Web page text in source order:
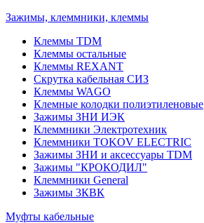
Зажимы, клеммники, клеммы
Клеммы TDM
Клеммы остальные
Клеммы REXANT
Скрутка кабельная СИЗ
Клеммы WAGO
Клемные колодки полиэтиленовые
Зажимы ЗНИ ИЭК
Клеммники Электротехник
Клеммники TOKOV ELECTRIC
Зажимы ЗНИ и аксессуары TDM
Зажимы "КРОКОДИЛ"
Клеммники General
Зажимы 3КВК
Муфты кабельные